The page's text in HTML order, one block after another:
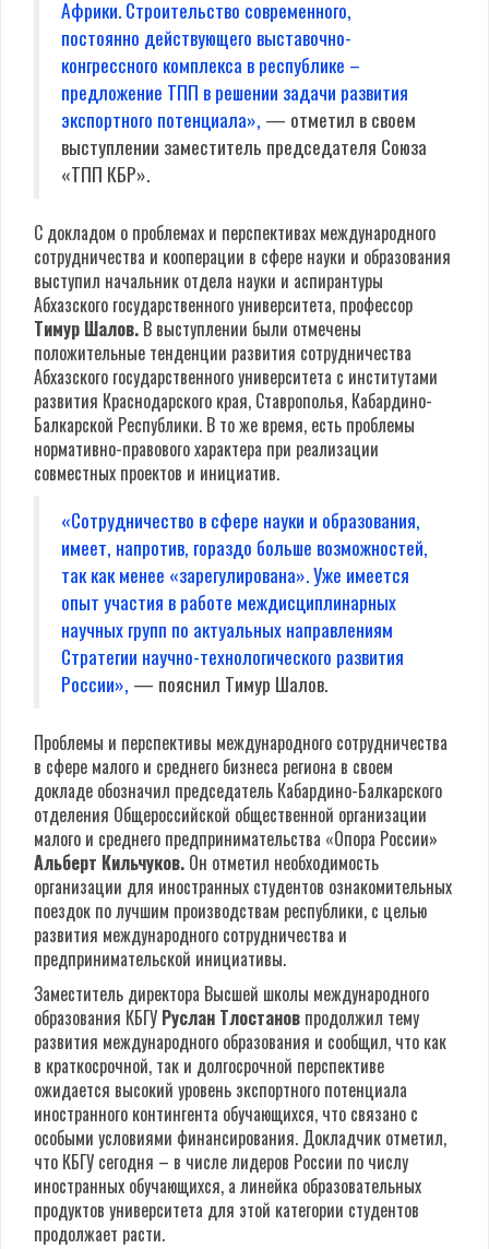
Африки.Строительство современного,
постоянно действующего выставочно-
конгрессного комплекса в республике –
предложение ТПП в решении задачи развития
экспортного потенциала», — отметил в своем
выступлении заместитель председателя Союза
«ТПП КБР».
С докладом о проблемах и перспективах международного
сотрудничества и кооперации в сфере науки и образования
выступил начальник отдела науки и аспирантуры
Абхазского государственного университета, профессор
Тимур Шалов. В выступлении были отмечены
положительные тенденции развития сотрудничества
Абхазского государственного университета с институтами
развития Краснодарского края, Ставрополья, Кабардино-
Балкарской Республики. В то же время, есть проблемы
нормативно-правового характера при реализации
совместных проектов и инициатив.
«Сотрудничество в сфере науки и образования,
имеет, напротив, гораздо больше возможностей,
так как менее «зарегулирована». Уже имеется
опыт участия в работе междисциплинарных
научных групп по актуальных направлениям
Стратегии научно-технологического развития
России», — пояснил Тимур Шалов.
Проблемы и перспективы международного сотрудничества
в сфере малого и среднего бизнеса региона в своем
докладе обозначил председатель Кабардино-Балкарского
отделения Общероссийской общественной организации
малого и среднего предпринимательства «Опора России»
Альберт Кильчуков. Он отметил необходимость
организации для иностранных студентов ознакомительных
поездок по лучшим производствам республики, с целью
развития международного сотрудничества и
предпринимательской инициативы.
Заместитель директора Высшей школы международного
образования КБГУ Руслан Тлостанов продолжил тему
развития международного образования и сообщил, что как
в краткосрочной, так и долгосрочной перспективе
ожидается высокий уровень экспортного потенциала
иностранного контингента обучающихся, что связано с
особыми условиями финансирования. Докладчик отметил,
что КБГУ сегодня – в числе лидеров России по числу
иностранных обучающихся, а линейка образовательных
продуктов университета для этой категории студентов
продолжает расти.